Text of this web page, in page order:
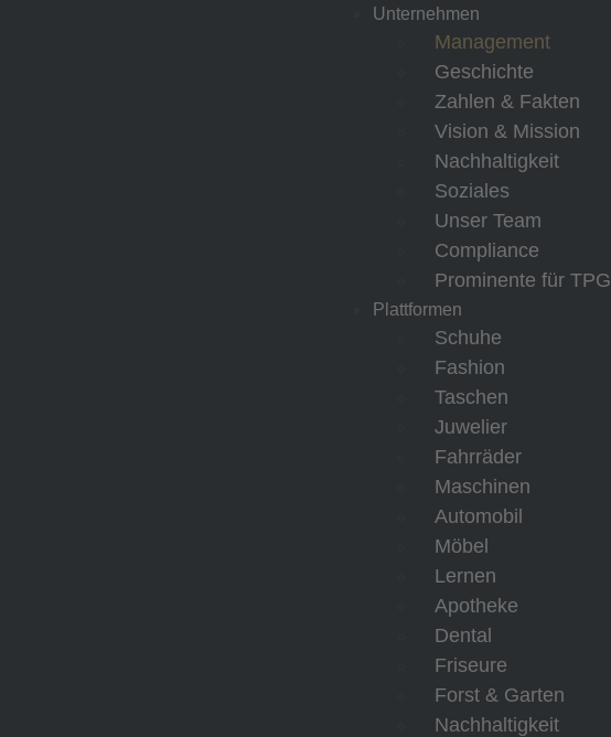
Unternehmen
Management
Geschichte
Zahlen & Fakten
Vision & Mission
Nachhaltigkeit
Soziales
Unser Team
Compliance
Prominente für TPG
Plattformen
Schuhe
Fashion
Taschen
Juwelier
Fahrräder
Maschinen
Automobil
Möbel
Lernen
Apotheke
Dental
Friseure
Forst & Garten
Nachhaltigkeit